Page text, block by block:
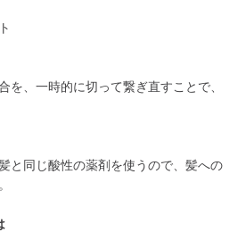
を、一時的に切って繋ぎ直すことで、
と同じ酸性の薬剤を使うので、髪への